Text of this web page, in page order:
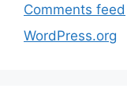
Comments feed
WordPress.org